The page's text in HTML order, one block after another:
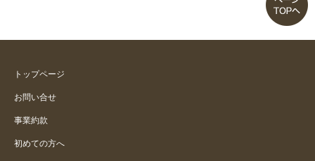
トップページ
お問い合せ
事業約款
初めての方へ